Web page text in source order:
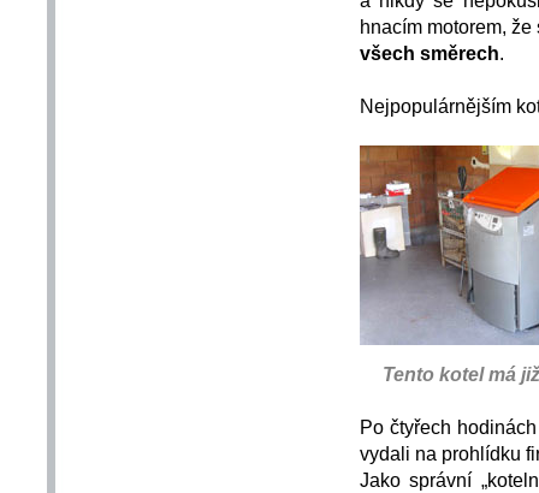
hnacím motorem,
všech směrech.
Nejpopulárnějším
Tento kotel má
Po čtyřech
vydali na prohlídku
Jako správní